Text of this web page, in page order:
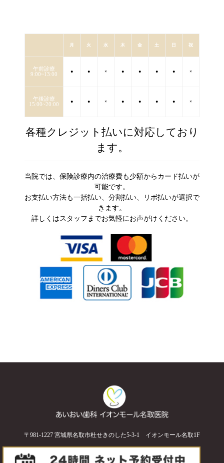
月 火 水 木 金 土 日 祝
午前診療
9:00~13:00
● ● × ● ● ● ● ×
午後診療
15:00~20:00
● ● × ● ● ● ● ×
各種クレジット払いに対応しており
ます。
当院では、保険診療内の治療費も少額からカード払いが
可能です。
お支払い方法も一括払い、分割払い、リボ払いが選択で
きます。
詳しくはスタッフまでお気軽にお声がけください。
〒981-1227 宮城県名取市杜せきのした5-3-1 イオンモール名取1F
©2018. AIOI Dental Clinic Aeonmall Natori. All rights reserved.